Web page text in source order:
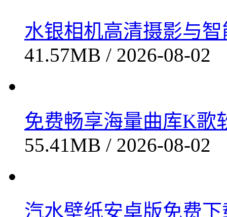
41.57MB / 2026-08-02
55.41MB / 2026-08-02